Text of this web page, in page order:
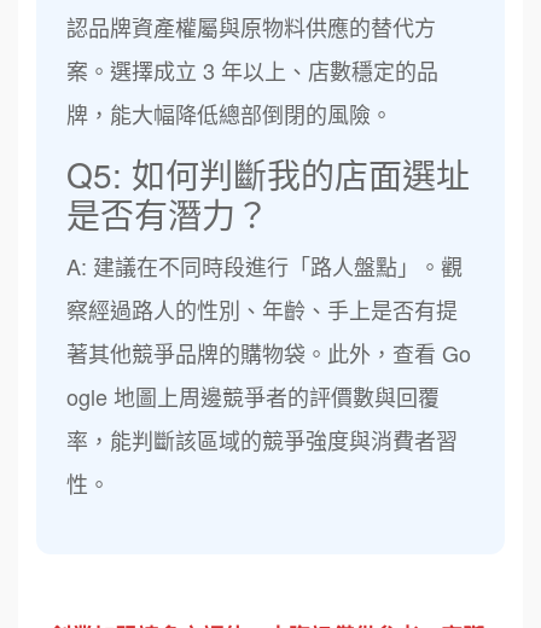
認品牌資產權屬與原物料供應的替代方
案。選擇成立 3 年以上、店數穩定的品
牌，能大幅降低總部倒閉的風險。
Q5: 如何判斷我的店面選址
是否有潛力？
A: 建議在不同時段進行「路人盤點」。觀
察經過路人的性別、年齡、手上是否有提
著其他競爭品牌的購物袋。此外，查看 Go
ogle 地圖上周邊競爭者的評價數與回覆
率，能判斷該區域的競爭強度與消費者習
性。